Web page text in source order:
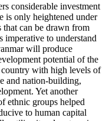
considerable investment
is only heightened under
that can be drawn from
imperative to understand
will produce
potential of the
with high levels of
and nation-building,
Yet another
ethnic groups helped
to human capital